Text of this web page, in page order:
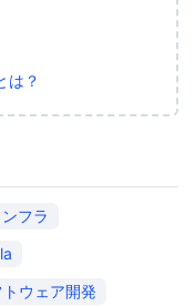
は？
フラ
トウェア開発